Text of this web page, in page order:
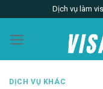
content
Dịch vụ làm
DỊCH VỤ KHÁC